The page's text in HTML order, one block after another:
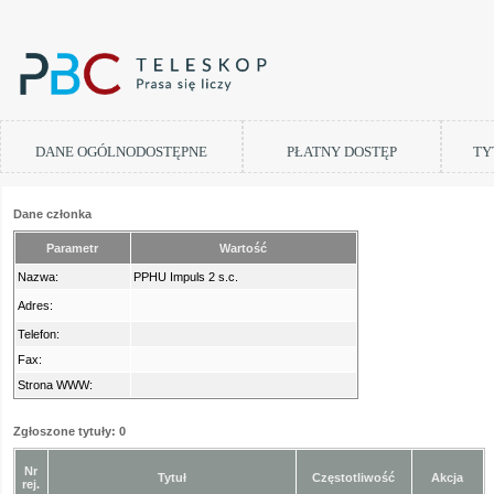
DANE OGÓLNODOSTĘPNE PŁATNY DOSTĘP
Dane członka
Parametr Wartość
Nazwa: PPHU Impuls 2 s.c.
Adres:
Telefon:
Fax:
Strona WWW:
Zgłoszone tytuły: 0
Nr
rej.
Tytuł Częstotliwość Akcja